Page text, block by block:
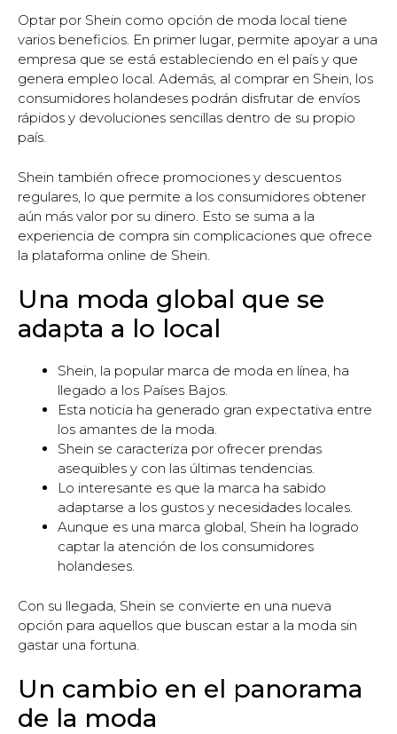
Optar por Shein como opción de moda local tiene
varios beneficios. En primer lugar, permite apoyar a una
empresa que se está estableciendo en el país y que
genera empleo local. Además, al comprar en Shein, los
consumidores holandeses podrán disfrutar de envíos
rápidos y devoluciones sencillas dentro de su propio
país.
Shein también ofrece promociones y descuentos
regulares, lo que permite a los consumidores obtener
aún más valor por su dinero. Esto se suma a la
experiencia de compra sin complicaciones que ofrece
la plataforma online de Shein.
Una moda global que se
adapta a lo local
Shein, la popular marca de moda en línea, ha
llegado a los Países Bajos.
Esta noticia ha generado gran expectativa entre
los amantes de la moda.
Shein se caracteriza por ofrecer prendas
asequibles y con las últimas tendencias.
Lo interesante es que la marca ha sabido
adaptarse a los gustos y necesidades locales.
Aunque es una marca global, Shein ha logrado
captar la atención de los consumidores
holandeses.
Con su llegada, Shein se convierte en una nueva
opción para aquellos que buscan estar a la moda sin
gastar una fortuna.
Un cambio en el panorama
de la moda